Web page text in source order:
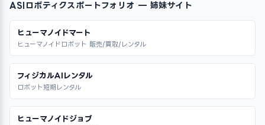
ASIロボティクスポートフォリオ — 姉妹サイト
ヒューマノイドマート
ヒューマノイドロボット 販売/買取/レンタル
フィジカルAIレンタル
ロボット短期レンタル
ヒューマノイドジョブ